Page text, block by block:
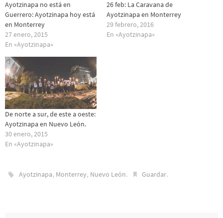
Ayotzinapa no está en
Guerrero: Ayotzinapa hoy está
en Monterrey
27 enero, 2015
En «Ayotzinapa»
26 feb: La Caravana de
Ayotzinapa en Monterrey
29 febrero, 2016
En «Ayotzinapa»
De norte a sur, de este a oeste:
Ayotzinapa en Nuevo León.
30 enero, 2015
En «Ayotzinapa»
Ayotzinapa, Monterrey, Nuevo León. Guardar.